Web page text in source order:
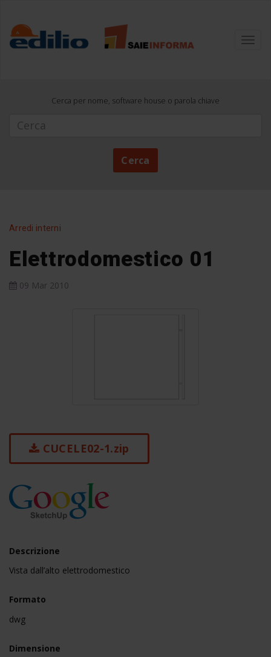
Cerca per nome, software house o parola chiave
Cerca
Arredi interni
Elettrodomestico 01
09 Mar 2010
CUCELE02-1.zip
Descrizione
Vista dall’alto elettrodomestico
Formato
dwg
Dimensione